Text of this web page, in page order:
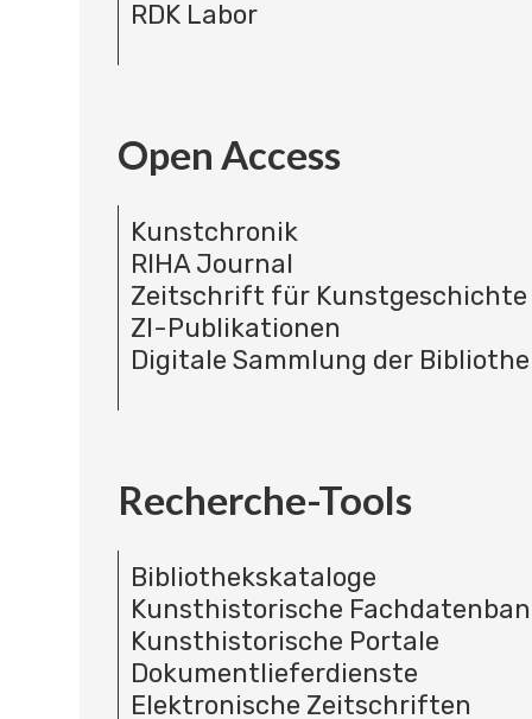
RDK Labor
Open Access
Kunstchronik
RIHA Journal
Zeitschrift für Kunstgeschichte
ZI-Publikationen
Digitale Sammlung der
Recherche-Tools
Bibliothekskataloge
Kunsthistorische
Kunsthistorische Portale
Dokumentlieferdienste
Elektronische Zeitschriften